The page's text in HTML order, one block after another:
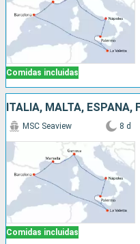
Comidas incluidas
ITALIA, MALTA, ESPAÑA,
Comidas incluidas
MSC Seaview 8 d